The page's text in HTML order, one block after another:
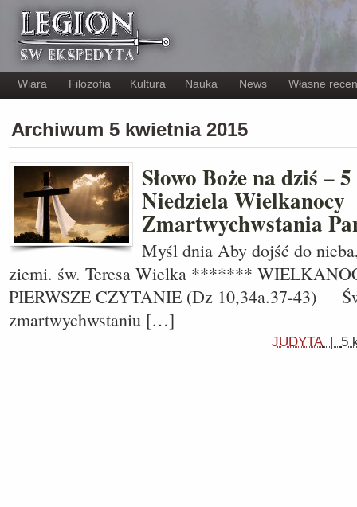
Wiara Filozofia Kultura Nauka News Własne
Archiwum 5 kwietnia 2015
Słowo Boże na dziś –
Niedziela Wielkanocy
Zmartwychwstania
Myśl dnia Aby dojść do
ziemi. św. Teresa Wielka *******
PIERWSZE CZYTANIE (Dz 10,34a.37-43)
zmartwychwstaniu […]
JUDYTA| 5